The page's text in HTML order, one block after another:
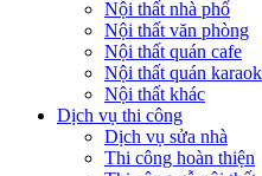
Nội thất nhà phố
Nội thất văn phòng
Nội thất quán cafe
Nội thất quán
Nội thất khác
Dịch vụ thi công
Dịch vụ sửa nhà
Thi công hoàn thiện